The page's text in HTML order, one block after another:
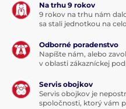
Na trhu 9 rokov
9 rokov na trhu nám
sa stali jednotkou na
Odborné poradenstvo
Napíšte nám, alebo
v oblasti zákazníckej
Servis obojkov
Servis obojkov je
spoločnosti, ktorý vám